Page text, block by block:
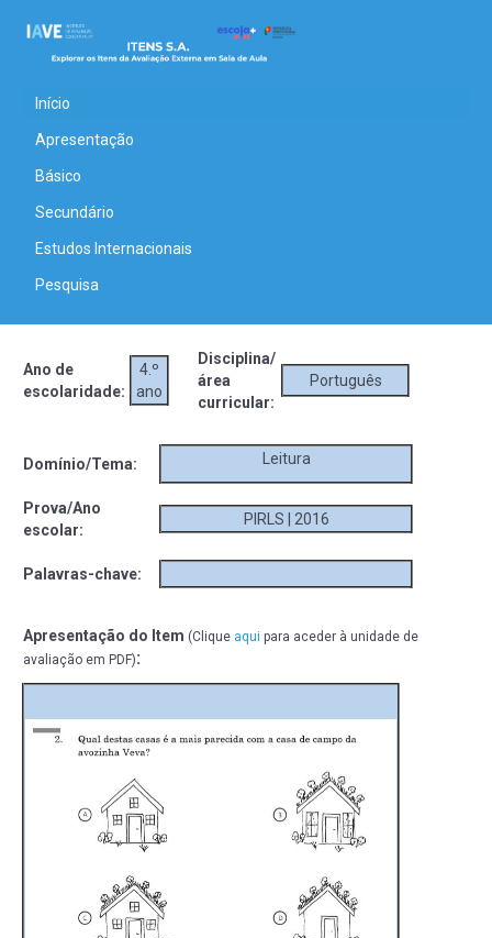
Início
Apresentação
Básico
Secundário
Estudos Internacionais
Pesquisa
Ano de
escolaridade:
4.º
ano
Disciplina/
área
curricular:
Português
Domínio/Tema: Leitura
Prova/Ano
escolar:
PIRLS | 2016
Palavras-chave:
Apresentação do Item (Clique aqui para aceder à unidade de
avaliação em PDF):